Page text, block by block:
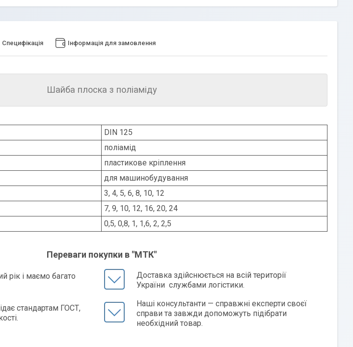
Специфікація Інформація для замовлення
Шайба плоска з поліаміду
DIN 125
поліамід
пластикове кріплення
для машинобудування
3, 4, 5, 6, 8, 10, 12
7, 9, 10, 12, 16, 20, 24
0,5, 0,8, 1, 1,6, 2, 2,5
Переваги покупки в "МТК"
і маємо багато
стандартам ГОСТ,
Доставка здійснюється на всій території
України службами логістики.
Наші консультанти — справжні експерти своєї
справи та завжди допоможуть підібрати
необхідний товар.